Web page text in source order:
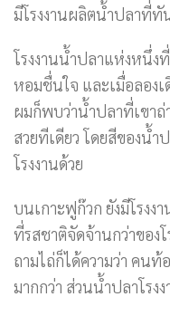
มีโรงงานผลิตน้ำปลาที่ทั
โรงงานน้ำปลาแห่งหนึ่ง
หอมชื่นใจ และเมื่อลองเ
ผมก็พบว่าน้ำปลาที่เขาถ่
สวยทีเดียว โดยสีของน้
โรงงานด้วย
บนเกาะฟูก๊วก ยังมีโรงง
ที่รสชาติจัดจ้านกว่าของ
ถามไถ่ก็ได้ความว่า คน
มากกว่า ส่วนน้ำปลาโรง